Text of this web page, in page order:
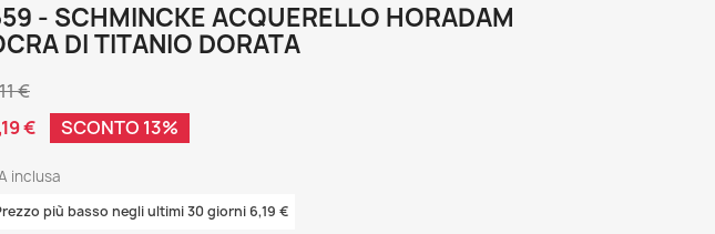
- SCHMINCKE ACQUERELLO HORADAM
DI TITANIO DORATA
€
€
SCONTO 13%
inclusa
più basso negli ultimi 30 giorni 6,19 €